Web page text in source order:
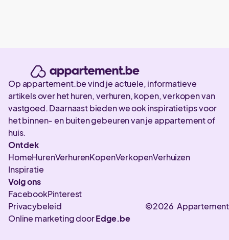
Op appartement.be vind je actuele, informatieve
artikels over het huren, verhuren, kopen, verkopen van
vastgoed. Daarnaast bieden we ook inspiratietips voor
het binnen- en buiten gebeuren van je appartement of
huis.
Ontdek
HomeHurenVerhurenKopenVerkopenVerhuizen
Inspiratie
Volg ons
FacebookPinterest
©2026
Privacybeleid
Online marketing doorEdge.be